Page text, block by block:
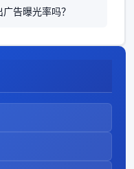
告曝光率吗？